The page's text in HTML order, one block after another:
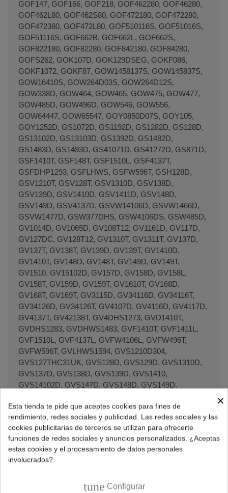
×
Esta tienda te pide que aceptes cookies para fines de
rendimiento, redes sociales y publicidad. Las redes sociales y las
cookies publicitarias de terceros se utilizan para ofrecerte
funciones de redes sociales y anuncios personalizados. ¿Aceptas
estas cookies y el procesamiento de datos personales
involucrados?
tune Configurar